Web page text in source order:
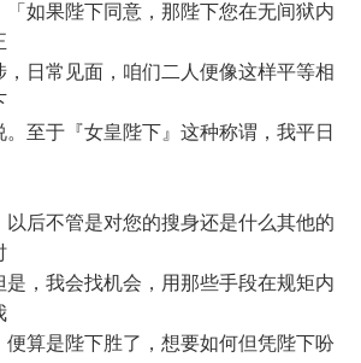
如果陛下同意，那陛下您在无间狱内
日常见面，咱们二人便像这样平等相
至于『女皇陛下』这种称谓，我平日
后不管是对您的搜身还是什么其他的
，我会找机会，用那些手段在规矩内
便算是陛下胜了，想要如何但凭陛下吩